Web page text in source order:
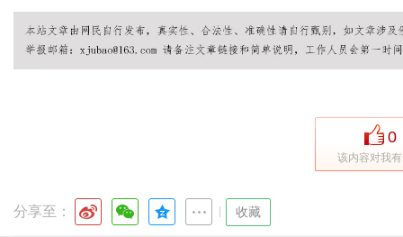
0
该内容对我
分享至： 收藏